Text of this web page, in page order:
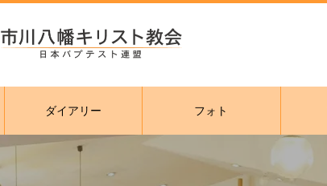
ダイアリー フォト